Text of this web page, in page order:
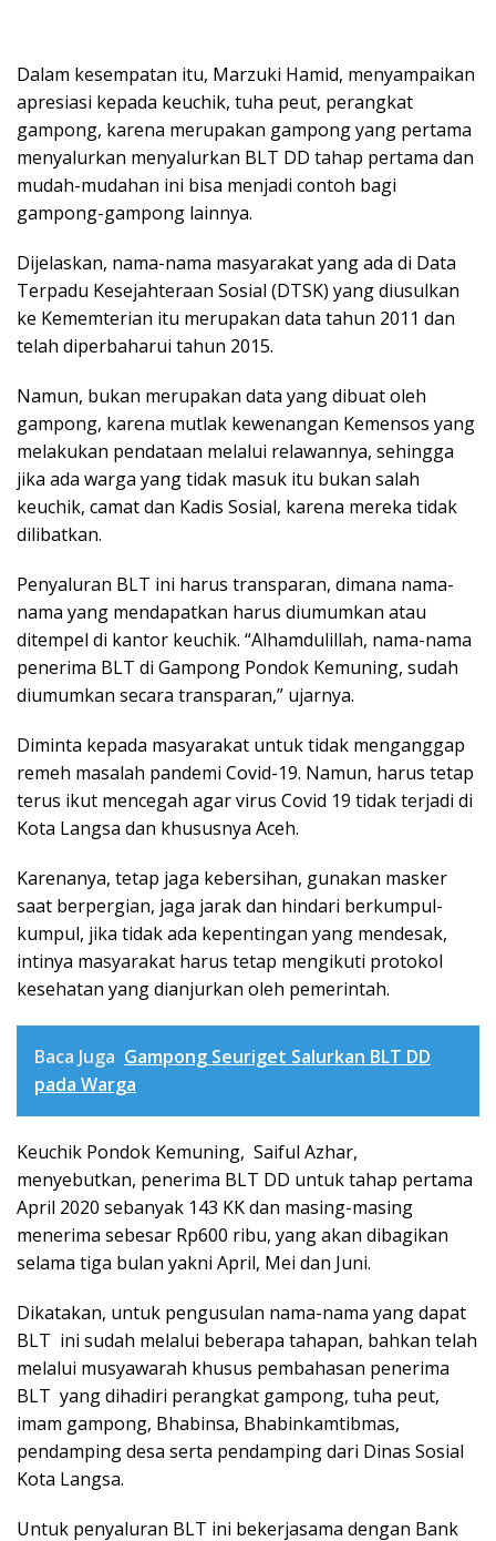
Dalam kesempatan itu, Marzuki Hamid, menyampaikan
apresiasi kepada keuchik, tuha peut, perangkat
gampong, karena merupakan gampong yang pertama
menyalurkan menyalurkan BLT DD tahap pertama dan
mudah-mudahan ini bisa menjadi contoh bagi
gampong-gampong lainnya.
Dijelaskan, nama-nama masyarakat yang ada di Data
Terpadu Kesejahteraan Sosial (DTSK) yang diusulkan
ke Kememterian itu merupakan data tahun 2011 dan
telah diperbaharui tahun 2015.
Namun, bukan merupakan data yang dibuat oleh
gampong, karena mutlak kewenangan Kemensos yang
melakukan pendataan melalui relawannya, sehingga
jika ada warga yang tidak masuk itu bukan salah
keuchik, camat dan Kadis Sosial, karena mereka tidak
dilibatkan.
Penyaluran BLT ini harus transparan, dimana nama-
nama yang mendapatkan harus diumumkan atau
ditempel di kantor keuchik. “Alhamdulillah, nama-nama
penerima BLT di Gampong Pondok Kemuning, sudah
diumumkan secara transparan,” ujarnya.
Diminta kepada masyarakat untuk tidak menganggap
remeh masalah pandemi Covid-19. Namun, harus tetap
terus ikut mencegah agar virus Covid 19 tidak terjadi di
Kota Langsa dan khususnya Aceh.
Karenanya, tetap jaga kebersihan, gunakan masker
saat berpergian, jaga jarak dan hindari berkumpul-
kumpul, jika tidak ada kepentingan yang mendesak,
intinya masyarakat harus tetap mengikuti protokol
kesehatan yang dianjurkan oleh pemerintah.
Baca Juga Gampong Seuriget Salurkan BLT DD
pada Warga
Keuchik Pondok Kemuning, Saiful Azhar,
menyebutkan, penerima BLT DD untuk tahap pertama
April 2020 sebanyak 143 KK dan masing-masing
menerima sebesar Rp600 ribu, yang akan dibagikan
selama tiga bulan yakni April, Mei dan Juni.
Dikatakan, untuk pengusulan nama-nama yang dapat
BLT ini sudah melalui beberapa tahapan, bahkan telah
melalui musyawarah khusus pembahasan penerima
BLT yang dihadiri perangkat gampong, tuha peut,
imam gampong, Bhabinsa, Bhabinkamtibmas,
pendamping desa serta pendamping dari Dinas Sosial
Kota Langsa.
Untuk penyaluran BLT ini bekerjasama dengan Bank